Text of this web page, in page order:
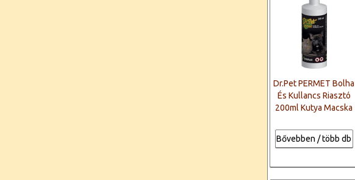
Dr.Pet PERMET Bolha
És Kullancs Riasztó
200ml Kutya Macska
Bővebben / több db